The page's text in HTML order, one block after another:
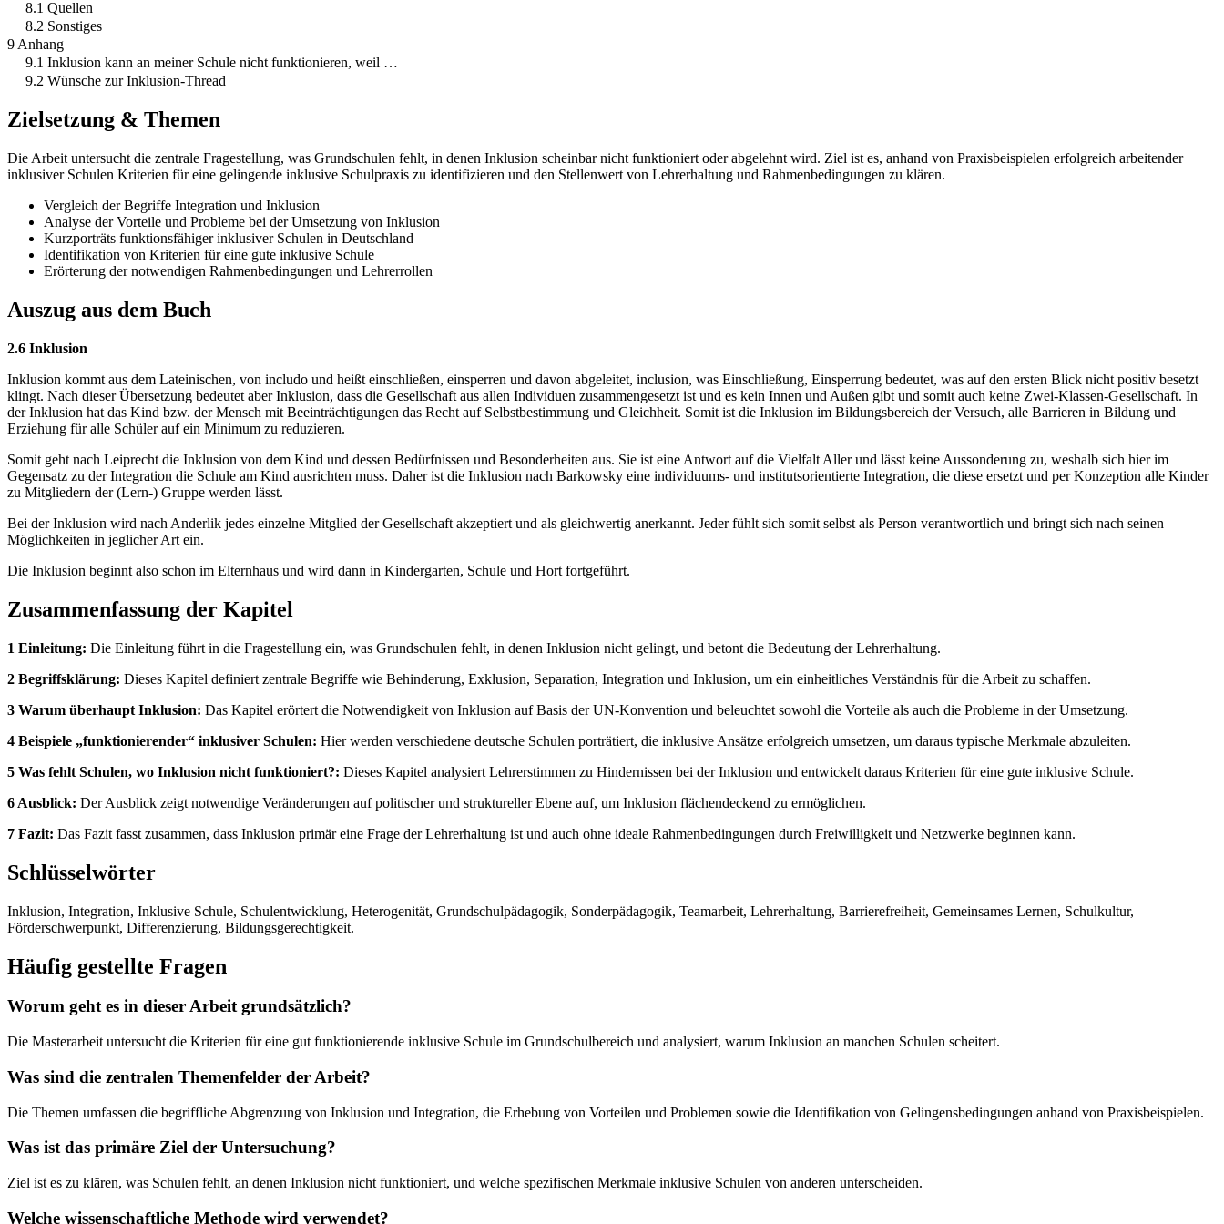
8.1 Quellen
8.2 Sonstiges
9 Anhang
9.1 Inklusion kann an meiner Schule nicht funktionieren, weil …
9.2 Wünsche zur Inklusion-Thread
Zielsetzung & Themen
Die Arbeit untersucht die zentrale Fragestellung, was Grundschulen fehlt, in denen Inklusion scheinbar nicht funktioniert oder abgelehnt wird. Ziel ist es, anhand von Praxisbeispielen erfolgreich arbeitender
inklusiver Schulen Kriterien für eine gelingende inklusive Schulpraxis zu identifizieren und den Stellenwert von Lehrerhaltung und Rahmenbedingungen zu klären.
Vergleich der Begriffe Integration und Inklusion
Analyse der Vorteile und Probleme bei der Umsetzung von Inklusion
Kurzporträts funktionsfähiger inklusiver Schulen in Deutschland
Identifikation von Kriterien für eine gute inklusive Schule
Erörterung der notwendigen Rahmenbedingungen und Lehrerrollen
Auszug aus dem Buch
2.6 Inklusion
Inklusion kommt aus dem Lateinischen, von includo und heißt einschließen, einsperren und davon abgeleitet, inclusion, was Einschließung, Einsperrung bedeutet, was auf den ersten Blick nicht positiv besetzt
klingt. Nach dieser Übersetzung bedeutet aber Inklusion, dass die Gesellschaft aus allen Individuen zusammengesetzt ist und es kein Innen und Außen gibt und somit auch keine Zwei-Klassen-Gesellschaft. In
der Inklusion hat das Kind bzw. der Mensch mit Beeinträchtigungen das Recht auf Selbstbestimmung und Gleichheit. Somit ist die Inklusion im Bildungsbereich der Versuch, alle Barrieren in Bildung und
Erziehung für alle Schüler auf ein Minimum zu reduzieren.
Somit geht nach Leiprecht die Inklusion von dem Kind und dessen Bedürfnissen und Besonderheiten aus. Sie ist eine Antwort auf die Vielfalt Aller und lässt keine Aussonderung zu, weshalb sich hier im
Gegensatz zu der Integration die Schule am Kind ausrichten muss. Daher ist die Inklusion nach Barkowsky eine individuums- und institutsorientierte Integration, die diese ersetzt und per Konzeption alle Kinder
zu Mitgliedern der (Lern-) Gruppe werden lässt.
Bei der Inklusion wird nach Anderlik jedes einzelne Mitglied der Gesellschaft akzeptiert und als gleichwertig anerkannt. Jeder fühlt sich somit selbst als Person verantwortlich und bringt sich nach seinen
Möglichkeiten in jeglicher Art ein.
Die Inklusion beginnt also schon im Elternhaus und wird dann in Kindergarten, Schule und Hort fortgeführt.
Zusammenfassung der Kapitel
1 Einleitung: Die Einleitung führt in die Fragestellung ein, was Grundschulen fehlt, in denen Inklusion nicht gelingt, und betont die Bedeutung der Lehrerhaltung.
2 Begriffsklärung: Dieses Kapitel definiert zentrale Begriffe wie Behinderung, Exklusion, Separation, Integration und Inklusion, um ein einheitliches Verständnis für die Arbeit zu schaffen.
3 Warum überhaupt Inklusion: Das Kapitel erörtert die Notwendigkeit von Inklusion auf Basis der UN-Konvention und beleuchtet sowohl die Vorteile als auch die Probleme in der Umsetzung.
4 Beispiele „funktionierender“ inklusiver Schulen: Hier werden verschiedene deutsche Schulen porträtiert, die inklusive Ansätze erfolgreich umsetzen, um daraus typische Merkmale abzuleiten.
5 Was fehlt Schulen, wo Inklusion nicht funktioniert?: Dieses Kapitel analysiert Lehrerstimmen zu Hindernissen bei der Inklusion und entwickelt daraus Kriterien für eine gute inklusive Schule.
6 Ausblick: Der Ausblick zeigt notwendige Veränderungen auf politischer und struktureller Ebene auf, um Inklusion flächendeckend zu ermöglichen.
7 Fazit: Das Fazit fasst zusammen, dass Inklusion primär eine Frage der Lehrerhaltung ist und auch ohne ideale Rahmenbedingungen durch Freiwilligkeit und Netzwerke beginnen kann.
Schlüsselwörter
Inklusion, Integration, Inklusive Schule, Schulentwicklung, Heterogenität, Grundschulpädagogik, Sonderpädagogik, Teamarbeit, Lehrerhaltung, Barrierefreiheit, Gemeinsames Lernen, Schulkultur,
Förderschwerpunkt, Differenzierung, Bildungsgerechtigkeit.
Häufig gestellte Fragen
Worum geht es in dieser Arbeit grundsätzlich?
Die Masterarbeit untersucht die Kriterien für eine gut funktionierende inklusive Schule im Grundschulbereich und analysiert, warum Inklusion an manchen Schulen scheitert.
Was sind die zentralen Themenfelder der Arbeit?
Die Themen umfassen die begriffliche Abgrenzung von Inklusion und Integration, die Erhebung von Vorteilen und Problemen sowie die Identifikation von Gelingensbedingungen anhand von Praxisbeispielen.
Was ist das primäre Ziel der Untersuchung?
Ziel ist es zu klären, was Schulen fehlt, an denen Inklusion nicht funktioniert, und welche spezifischen Merkmale inklusive Schulen von anderen unterscheiden.
Welche wissenschaftliche Methode wird verwendet?